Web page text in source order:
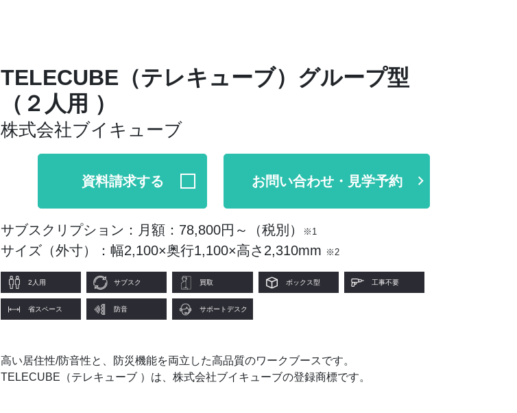
TELECUBE（テレキューブ）グループ型
（２人用 ）
株式会社ブイキューブ
資料請求する お問い合わせ・見学予約
サブスクリプション：月額：78,800円～（税別） ※1
サイズ（外寸）：幅2,100×奥行1,100×高さ2,310mm ※2
2人用 サブスク 買取 ボックス型 工事不要
省スペース 防音 サポートデスク
高い居住性/防音性と、防災機能を両立した高品質のワークブースです。
TELECUBE（テレキューブ ）は、株式会社ブイキューブの登録商標です。